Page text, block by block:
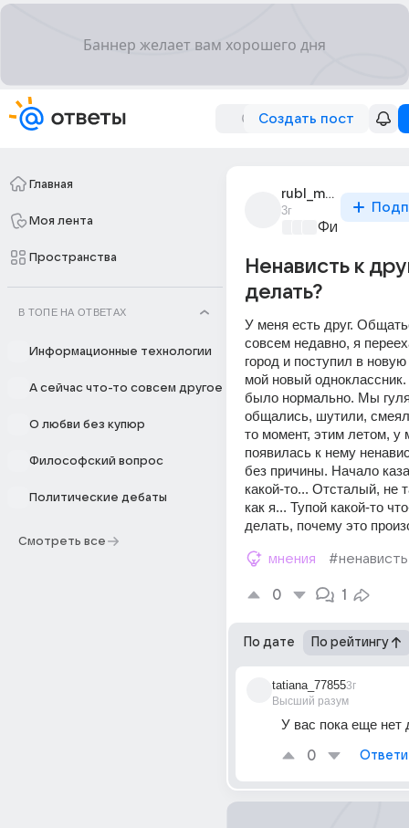
Создать пост
Главная
Моя лента
Пространства
В ТОПЕ НА ОТВЕТАХ
Информационные технологии
А сейчас что-то совсем другое
О любви без купюр
Философский вопрос
Политические дебаты
Смотреть все
rubl_memnyi
3г
Ненависть к
делать?
У меня есть друг.
совсем недавно, я
город и поступил в
мой новый
было нормально. Мы
общались, шутили,
то момент, этим летом, у
появилась к нему
без причины. Начало
какой-то... Отсталый, не
как я... Тупой какой-то
делать, почему это
мнения #ненависть
0 1
По дате По рейтингу
tatiana_77855
Высший разум
3г
У вас пока еще нет
0